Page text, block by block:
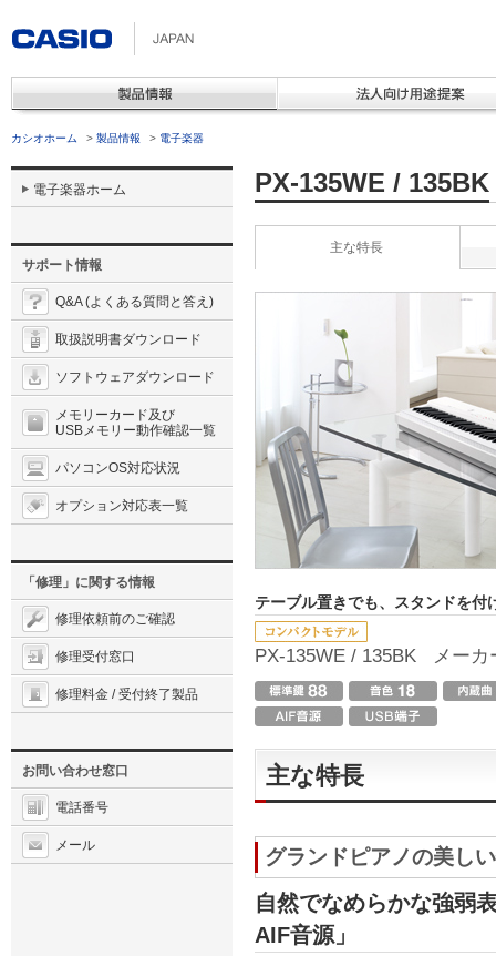
カシオホーム >製品情報 > 電子楽器
PX-135WE / 135BK
主な特長
テーブル置きでも、スタンドを付
PX-135WE / 135BK メー
主な特長
グランドピアノの美し
自然でなめらかな強弱
AIF音源」
電子楽器ホーム
サポート情報
Q&A (よくある質問と答え)
取扱説明書ダウンロード
ソフトウェアダウンロード
メモリーカード及び
USBメモリー動作確認一覧
パソコンOS対応状況
オプション対応表一覧
「修理」に関する情報
修理依頼前のご確認
修理受付窓口
修理料金 / 受付終了製品
お問い合わせ窓口
電話番号
メール